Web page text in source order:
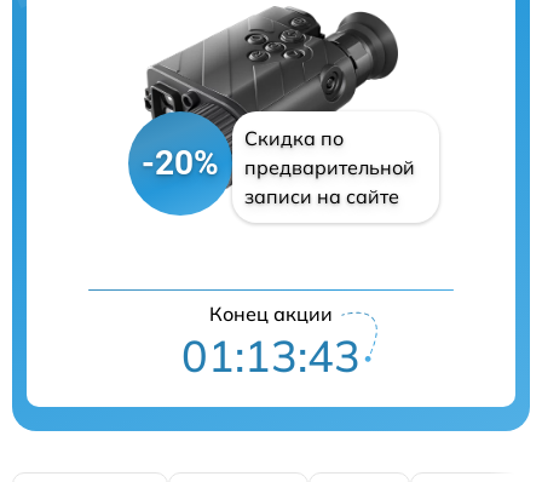
-20%
Скидка по
предварительной
записи на сайте
Конец акции
01:13:42